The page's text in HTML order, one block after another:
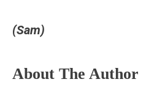
(Sam)
About The Author